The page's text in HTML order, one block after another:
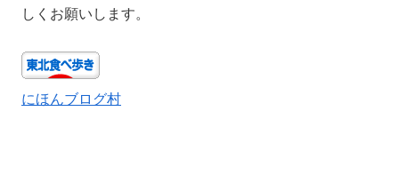
しくお願いします。
にほんブログ村